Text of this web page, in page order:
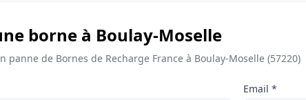
borne à Boulay-Moselle
de Bornes de Recharge France à Boulay-Moselle (57220)
Email *